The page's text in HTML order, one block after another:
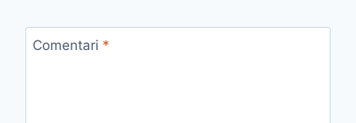
Comentari *